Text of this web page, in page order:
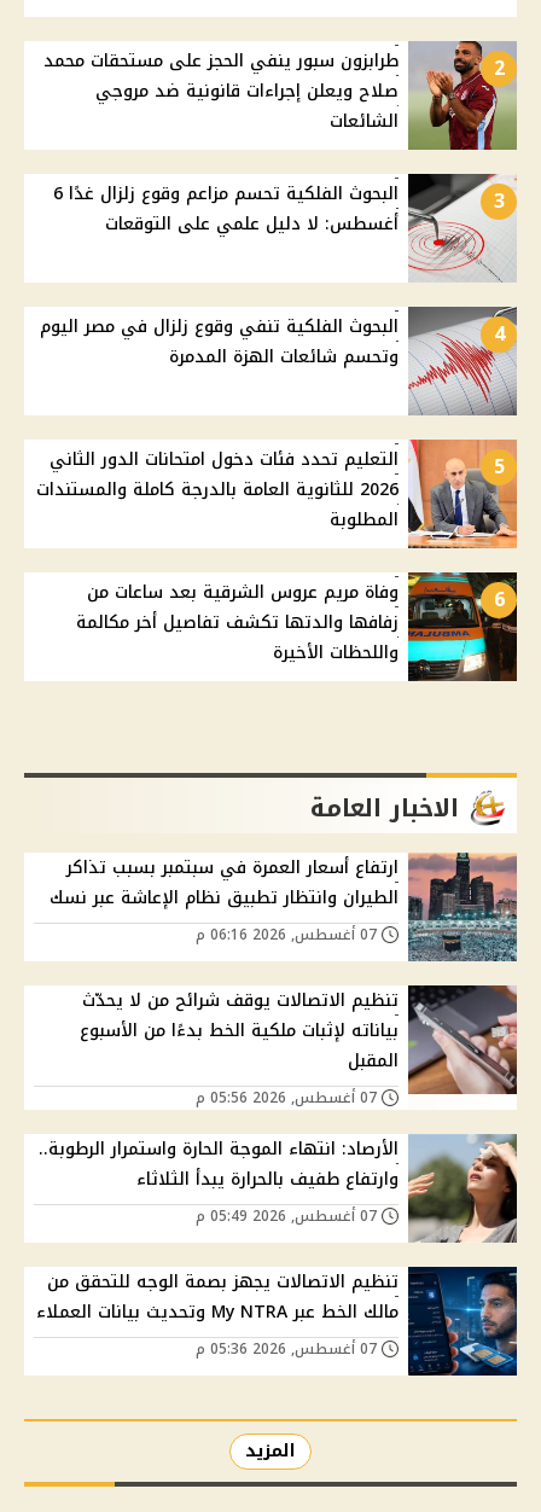
2
طرابزون سبور ينفي الحجز على مستحقات محمد
صلاح ويعلن إجراءات قانونية ضد مروجي
الشائعات
3
البحوث الفلكية تحسم مزاعم وقوع زلزال غدًا 6
أغسطس: لا دليل علمي على التوقعات
4
البحوث الفلكية تنفي وقوع زلزال في مصر اليوم
وتحسم شائعات الهزة المدمرة
5
التعليم تحدد فئات دخول امتحانات الدور الثاني
2026 للثانوية العامة بالدرجة كاملة والمستندات
المطلوبة
6
وفاة مريم عروس الشرقية بعد ساعات من
زفافها والدتها تكشف تفاصيل أخر مكالمة
واللحظات الأخيرة
الاخبار العامة
ارتفاع أسعار العمرة في سبتمبر بسبب تذاكر
الطيران وانتظار تطبيق نظام الإعاشة عبر نسك
تنظيم الاتصالات يوقف شرائح من لا يحدّث
بياناته لإثبات ملكية الخط بدءًا من الأسبوع
المقبل
الأرصاد: انتهاء الموجة الحارة واستمرار الرطوبة..
وارتفاع طفيف بالحرارة يبدأ الثلاثاء
تنظيم الاتصالات يجهز بصمة الوجه للتحقق من
مالك الخط عبر My NTRA وتحديث بيانات العملاء
المزيد